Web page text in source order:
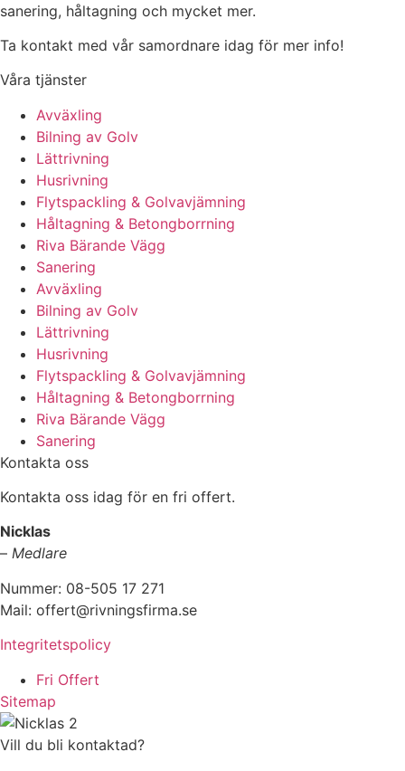
sanering, håltagning och mycket mer.
Ta kontakt med vår samordnare idag för mer info!
Våra tjänster
Avväxling
Bilning av Golv
Lättrivning
Husrivning
Flytspackling & Golvavjämning
Håltagning & Betongborrning
Riva Bärande Vägg
Sanering
Avväxling
Bilning av Golv
Lättrivning
Husrivning
Flytspackling & Golvavjämning
Håltagning & Betongborrning
Riva Bärande Vägg
Sanering
Kontakta oss
Kontakta oss idag för en fri offert.
Nicklas
– Medlare
Nummer: 08-505 17 271
Mail: offert@rivningsfirma.se
Integritetspolicy
Fri Offert
Sitemap
Vill du bli kontaktad?